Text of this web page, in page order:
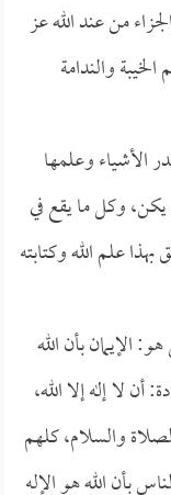
من عند الله عز
والندامة
الأشياء وعلمها
يكن، وكل ما يقع في
علم الله وكتابته
الإيمان بأن الله
لا إله إلا الله،
والسلام، كلهم
بأن الله هو الإله